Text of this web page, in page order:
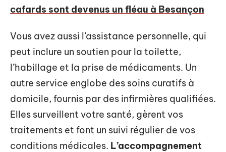
cafards sont devenus un fléau à Besançon
Vous avez aussi l’assistance personnelle, qui
peut inclure un soutien pour la toilette,
l’habillage et la prise de médicaments. Un
autre service englobe des soins curatifs à
domicile, fournis par des infirmières qualifiées.
Elles surveillent votre santé, gèrent vos
traitements et font un suivi régulier de vos
conditions médicales. L’accompagnement